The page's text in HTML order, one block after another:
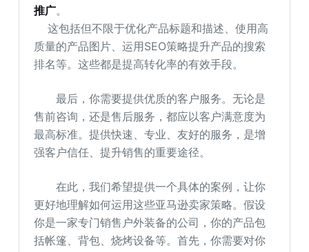
推广。
这包括但不限于优化产品标题和描述、使用高
质量的产品图片、运用SEO策略提升产品的搜索
排名等。这些都是提高转化率的有效手段。
最后，你需要提供优质的客户服务。无论是
售前咨询，还是售后服务，都应以客户满意度为
最高标准。提供快速、专业、友好的服务，是增
强客户信任、提升销售的重要途径。
在此，我们希望提供一个具体的案例，让你
更好地理解如何运用这些亚马逊卖家策略。假设
你是一家专门销售户外装备的公司，你的产品包
括帐篷、背包、烧烤设备等。首先，你需要对你